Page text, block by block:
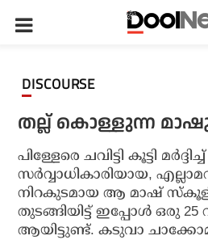
DISCOURSE
തല്ല് കൊള്ളുന്ന
പിള്ളേരെ ചവിട്ടി കൂട്ടി
സർവ്വാധികാരിയായ,
നിറകുടമായ ആ മാഷ്
തുടങ്ങിയിട്ട് ഇപ്പോൾ ഒരു 25
ആയിട്ടുണ്ട്. കടുവാ